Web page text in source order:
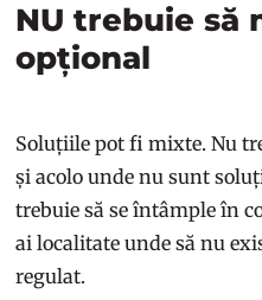
NU trebuie să
opțional
Soluțiile pot fi mixte. Nu
și acolo unde nu sunt
trebuie să se întâmple în
ai localitate unde să nu
regulat.